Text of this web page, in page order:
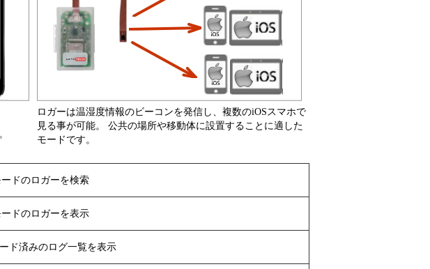
ロガーは温湿度情報のビーコンを発信し、複数のiOSスマホで
見る事が可能。 公共の場所や移動体に設置することに適した
モードです。
ドのロガーを検索
ドのロガーを表示
ド済みのログ一覧を表示